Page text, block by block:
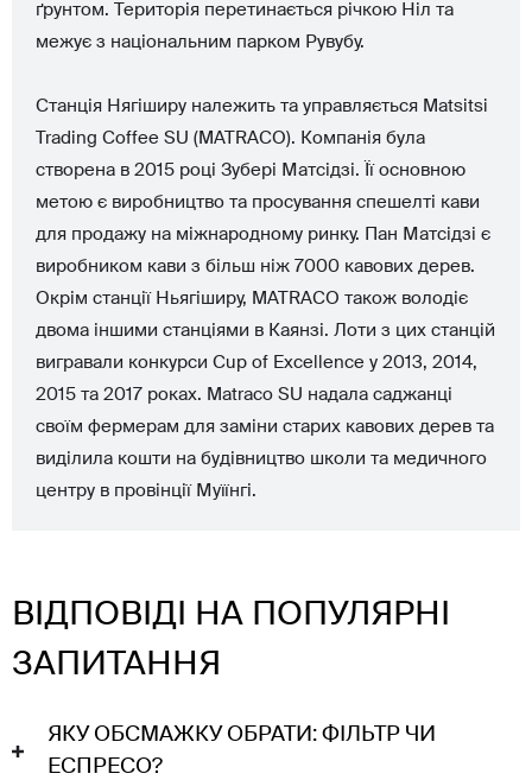
ґрунтом. Територія перетинається річкою Ніл та
межує з національним парком Рувубу.
Станція Нягіширу належить та управляється Matsitsi
Trading Coffee SU (MATRACO). Компанія була
створена в 2015 році Зубері Матсідзі. Її основною
метою є виробництво та просування спешелті кави
для продажу на міжнародному ринку. Пан Матсідзі є
виробником кави з більш ніж 7000 кавових дерев.
Окрім станції Ньягіширу, MATRACO також володіє
двома іншими станціями в Каянзі. Лоти з цих станцій
вигравали конкурси Cup of Excellence у 2013, 2014,
2015 та 2017 роках. Matraco SU надала саджанці
своїм фермерам для заміни старих кавових дерев та
виділила кошти на будівництво школи та медичного
центру в провінції Муїїнгі.
ВІДПОВІДІ НА ПОПУЛЯРНІ
ЗАПИТАННЯ
ЯКУ ОБСМАЖКУ ОБРАТИ: ФІЛЬТР ЧИ
ЕСПРЕСО?